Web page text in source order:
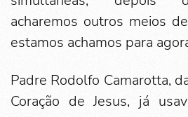
acharemos outros meios
estamos achamos para
Padre Rodolfo Camarotta,
Coração de Jesus, já